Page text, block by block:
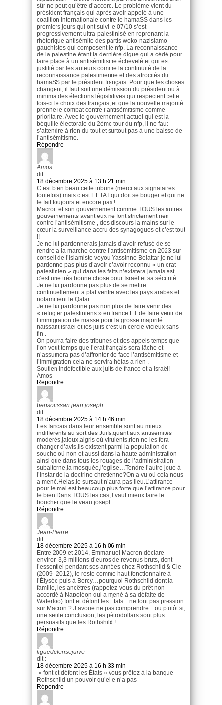
sûr ne peut qu’être d’accord. Le problème vient du
président français qui après avoir appelé à une
coalition internationale contre le hamaSS dans les
premiers jours qui ont suivi le 07/10 s’est
progressivement ultra-palestinisé en reprenant la
rhétorique antisémite des partis woko-nazislamo-
gauchistes qui composent le nfp. La reconnaissance
de la palestine étant la dernière digue qui a cédé pour
faire place à un antisémitisme échevelé et qui est
justifié par les auteurs comme la continuité de la
reconnaissance palestinienne et des atrocités du
hamaSS par le président français. Pour que les choses
changent, il faut soit une démission du président ou à
minima des élections législatives qui respectent cette
fois-ci le choix des français, et que la nouvelle majorité
prenne le combat contre l’antisémitisme comme
prioritaire. Avec le gouvernement actuel qui est la
béquille électorale du 2ème tour du nfp, il ne faut
s’attendre à rien du tout et surtout pas à une baisse de
l’antisémitisme.
Répondre
Amos
dit :
18 décembre 2025 à 13 h 21 min
C’est bien beau cette tribune (merci aux signataires
toutefois) mais c’est L’ETAT qui doit se bouger et qui ne
le fait toujours et encore pas !
Macron et son gouvernement comme TOUS les autres
gouvernements avant eux ne font strictement rien
contre l’antisémitisme , des discours la mains sur le
cœur la surveillance accru des synagogues et c’est tout
!!
Je ne lui pardonnerais jamais d’avoir refusé de se
rendre a la marche contre l’antisémitisme en 2023 sur
conseil de l’islamiste voyou Yassinne Belattar je ne lui
pardonne pas plus d’avoir d’avoir reconnu « un erat
palestinien » qui dans les faits n’existera jamais est
c’est une très bonne chose pour Israël et sa sécurité .
Je ne lui pardonne pas plus de se mettre
continuellement a plat ventre avec les pays arabes et
notamment le Qatar.
Je ne lui pardonne pas non plus de faire venir des
« refugier palestiniens » en france ET de faire venir de
l’immigration de masse pour la grosse majorité
haïssant Israël et les juifs c’est un cercle vicieux sans
fin .
On pourra faire des tribunes et des appels temps que
l’on veut temps que l’erat français sera lâche et
n’assumera pas d’affronter de face l’antisémitisme et
l’immigration cela ne servira hélas a rien .
Soutien indéfectible aux juifs de france et a Israël!
Amos
Répondre
bensoussan jean joseph
dit :
18 décembre 2025 à 14 h 46 min
Les fancais dans leur ensemble sont au mieux
indifferents au sort des Juifs,quant aux antisemites
moderés,jaloux,aigris où virulents,rien ne les fera
changer d’avis,ils existent parmi la population de
souche où non et aussi dans la haute administration
ainsi que dans tous les rouages de l’administration
subalterne,la mosquée,l’eglise…Tendre l’autre joue à
l’instar de la doctrine chretienne?On a vu où cela nous
a mené.Helas,le sursaut n’aura pas lieu.L’attirance
pour le mal est beaucoup plus forte que l’attirance pour
le bien.Dans TOUS les cas,il vaut mieux faire le
boucher que le veau joseph
Répondre
Jean-Pierre
dit :
18 décembre 2025 à 16 h 06 min
Entre 2009 et 2014, Emmanuel Macron déclare
environ 3,3 millions d’euros de revenus bruts, dont
l’essentiel pendant ses années chez Rothschild & Cie
(2009–2012), le reste comme haut fonctionnaire à
l’Élysée puis à Bercy…pourquoi Rothschild dont la
famille, les ancêtres (rappelez-vous du prêt non
accordé à Napoléon qui a mené à sa défaite de
Waterloo) font et défont les États…ne font pas pression
sur Macron ? J’avoue ne pas comprendre…ou plutôt si,
une seule conclusion, les pétrodollars sont plus
persuasifs que les Rothshild !
Répondre
liguedefensejuive
dit :
18 décembre 2025 à 16 h 33 min
» font et défont les États » vous prêtez à la banque
Rothschild un pouvoir qu’elle n’a pas
Répondre